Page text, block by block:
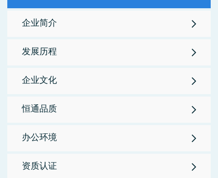
企业简介
发展历程
企业文化
恒通品质
办公环境
资质认证